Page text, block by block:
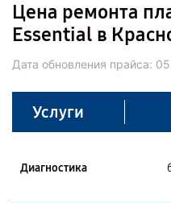
Цена ремонта
Essential в
Дата обновления прайса:
Услуги
Диагностика